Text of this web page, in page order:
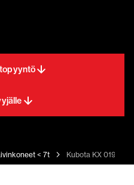
< 7t Kubota KX 019-4